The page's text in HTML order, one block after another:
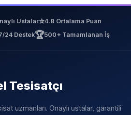
Ustalar⭐4.8 Ortalama Puan
24 Destek🏆500+ Tamamlanan İş
Tesisatçı
uzmanları. Onaylı ustalar, garantili